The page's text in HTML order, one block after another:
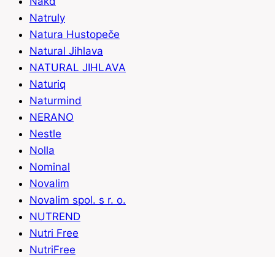
Natruly
Natura Hustopeče
Natural Jihlava
NATURAL JIHLAVA
Naturiq
Naturmind
NERANO
Nestle
Nolla
Nominal
Novalim
Novalim spol. s r. o.
NUTREND
Nutri Free
NutriFree